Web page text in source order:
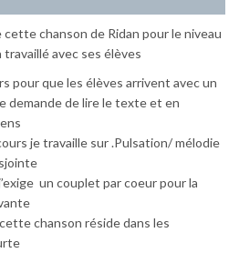
cette chanson de Ridan pour le niveau
travaillé avec ses élèves
pour que les élèves arrivent avec un
demande de lire le texte et en
je travaille sur .Pulsation/ mélodie
un couplet par coeur pour la
chanson réside dans les